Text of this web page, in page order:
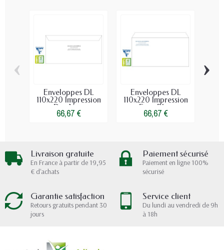
Enveloppes DL
110x220 Impression
Dos Noir
66,67 €
Enveloppes DL
110x220 Impression
Face Bleu
66,67 €
‹ ›
Livraison gratuite
En France à partir de 19,95
€ d'achats
Paiement sécurisé
Paiement en ligne 100%
sécurisé
Garantie satisfaction
Retours gratuits pendant 30
jours
Service client
Du lundi au vendredi de 9h
à 18h